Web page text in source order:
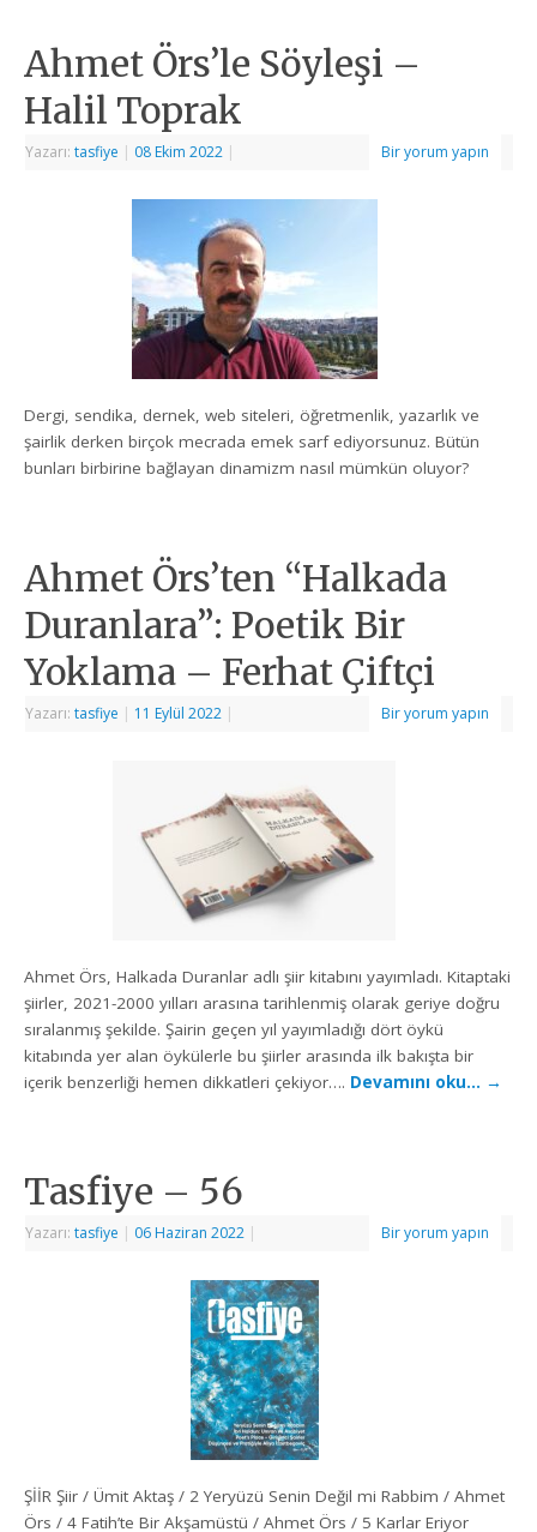
Ahmet Örs’le Söyleşi –
Halil Toprak
Yazarı:tasfiye | 08 Ekim 2022 | Bir yorum yapın
Dergi, sendika, dernek, web siteleri, öğretmenlik, yazarlık ve
şairlik derken birçok mecrada emek sarf ediyorsunuz. Bütün
bunları birbirine bağlayan dinamizm nasıl mümkün oluyor?
Ahmet Örs’ten “Halkada
Duranlara”: Poetik Bir
Yoklama – Ferhat Çiftçi
Yazarı:tasfiye | 11 Eylül 2022 | Bir yorum yapın
Ahmet Örs, Halkada Duranlar adlı şiir kitabını yayımladı. Kitaptaki
şiirler, 2021-2000 yılları arasına tarihlenmiş olarak geriye doğru
sıralanmış şekilde. Şairin geçen yıl yayımladığı dört öykü
kitabında yer alan öykülerle bu şiirler arasında ilk bakışta bir
içerik benzerliği hemen dikkatleri çekiyor…. Devamını oku… →
Tasfiye – 56
Yazarı:tasfiye | 06 Haziran 2022 | Bir yorum yapın
ŞİİR Şiir / Ümit Aktaş / 2 Yeryüzü Senin Değil mi Rabbim / Ahmet
Örs / 4 Fatih’te Bir Akşamüstü / Ahmet Örs / 5 Karlar Eriyor